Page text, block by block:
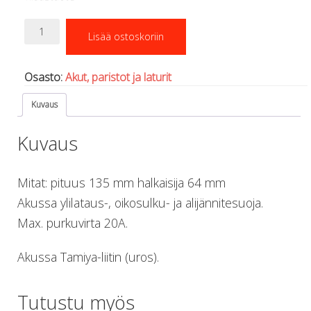
Mittarit ja tietokoneet
Muu aiheeseen liittyvä sälä
Kirjat
Puukot, leikkurit ja sakset
Reelit, spoolit ja nuolet
POISTOKORI
11,1
V
144
määrä
Lisää ostoskoriin
Osasto:Akut, paristot ja laturit
Kuvaus
Kuvaus
Mitat: pituus 135 mm halkaisija 64 mm
Akussa ylilataus-, oikosulku- ja alijännitesuoja.
Max. purkuvirta 20A.
Akussa Tamiya-liitin (uros).
Tutustu myös